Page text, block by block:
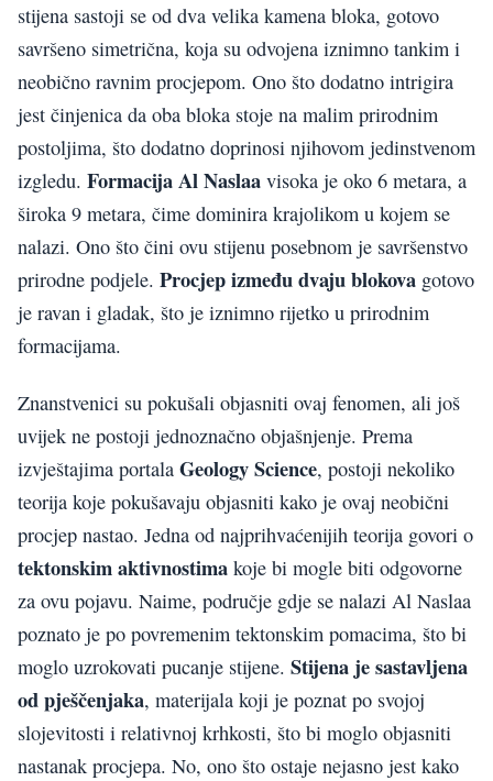
stijena sastoji se od dva velika kamena bloka, gotovo
savršeno simetrična, koja su odvojena iznimno tankim i
neobično ravnim procjepom. Ono što dodatno intrigira
jest činjenica da oba bloka stoje na malim prirodnim
postoljima, što dodatno doprinosi njihovom jedinstvenom
izgledu. Formacija Al Naslaa visoka je oko 6 metara, a
široka 9 metara, čime dominira krajolikom u kojem se
nalazi. Ono što čini ovu stijenu posebnom je savršenstvo
prirodne podjele. Procjep između dvaju blokova gotovo
je ravan i gladak, što je iznimno rijetko u prirodnim
formacijama.
Znanstvenici su pokušali objasniti ovaj fenomen, ali još
uvijek ne postoji jednoznačno objašnjenje. Prema
izvještajima portala Geology Science, postoji nekoliko
teorija koje pokušavaju objasniti kako je ovaj neobični
procjep nastao. Jedna od najprihvaćenijih teorija govori o
tektonskim aktivnostima koje bi mogle biti odgovorne
za ovu pojavu. Naime, područje gdje se nalazi Al Naslaa
poznato je po povremenim tektonskim pomacima, što bi
moglo uzrokovati pucanje stijene. Stijena je sastavljena
od pješčenjaka, materijala koji je poznat po svojoj
slojevitosti i relativnoj krhkosti, što bi moglo objasniti
nastanak procjepa. No, ono što ostaje nejasno jest kako